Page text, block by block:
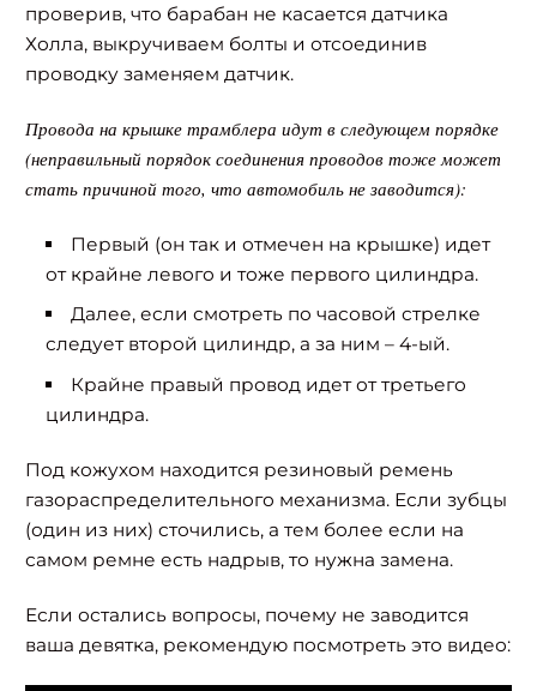
проверив, что барабан не касается датчика
Холла, выкручиваем болты и отсоединив
проводку заменяем датчик.
Провода на крышке трамблера идут в следующем порядке
(неправильный порядок соединения проводов тоже может
стать причиной того, что автомобиль не заводится):
Первый (он так и отмечен на крышке) идет
от крайне левого и тоже первого цилиндра.
Далее, если смотреть по часовой стрелке
следует второй цилиндр, а за ним – 4-ый.
Крайне правый провод идет от третьего
цилиндра.
Под кожухом находится резиновый ремень
газораспределительного механизма. Если зубцы
(один из них) сточились, а тем более если на
самом ремне есть надрыв, то нужна замена.
Если остались вопросы, почему не заводится
ваша девятка, рекомендую посмотреть это видео: